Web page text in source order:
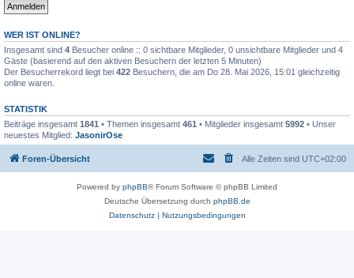
WER IST ONLINE?
Insgesamt sind 4 Besucher online :: 0 sichtbare Mitglieder, 0 unsichtbare Mitglieder und 4
Gäste (basierend auf den aktiven Besuchern der letzten 5 Minuten)
Der Besucherrekord liegt bei 422 Besuchern, die am Do 28. Mai 2026, 15:01 gleichzeitig
online waren.
STATISTIK
Beiträge insgesamt 1841 • Themen insgesamt 461 • Mitglieder insgesamt 5992 • Unser
neuestes Mitglied: JasonirOse
Foren-Übersicht Alle Zeiten sind UTC+02:00
Powered by phpBB® Forum Software © phpBB Limited
Deutsche Übersetzung durch phpBB.de
Datenschutz| Nutzungsbedingungen